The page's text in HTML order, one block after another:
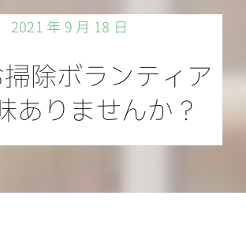
2021 年 9 月 18 日
除ボランティア
ありませんか？